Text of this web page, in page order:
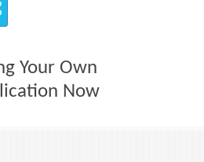
Your Own
Now